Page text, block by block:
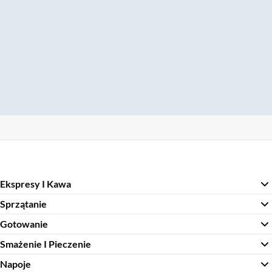
Ekspresy I Kawa
Sprzątanie
Gotowanie
Smażenie I Pieczenie
Napoje